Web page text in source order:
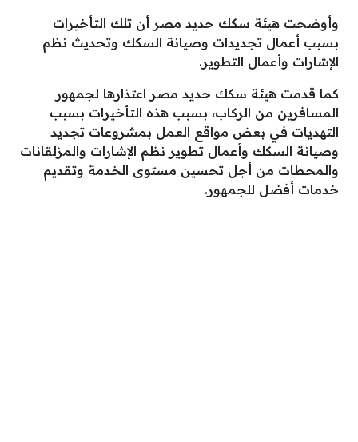
وأوضحت هيئة سكك حديد مصر أن تلك التأخيرات
بسبب أعمال تجديدات وصيانة السكك وتحديث نظم
الإشارات وأعمال التطوير.
كما قدمت هيئة سكك حديد مصر اعتذارها لجمهور
المسافرين من الركاب، بسبب هذه التأخيرات بسبب
التهديات في بعض مواقع العمل بمشروعات تجديد
وصيانة السكك وأعمال تطوير نظم الإشارات والمزلقانات
والمحطات من أجل تحسين مستوى الخدمة وتقديم
خدمات أفضل للجمهور.